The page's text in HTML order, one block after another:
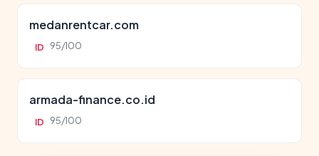
medanrentcar.com
ID 95/100
armada-finance.co.id
ID 95/100